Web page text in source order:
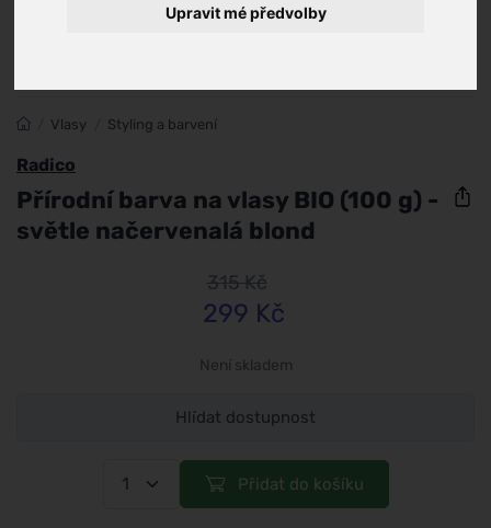
Upravit mé předvolby
Vlasy Styling a barvení
Radico
Přírodní barva na vlasy BIO (100 g) -
světle načervenalá blond
315 Kč
299 Kč
Není skladem
Hlídat dostupnost
Přidat do košíku